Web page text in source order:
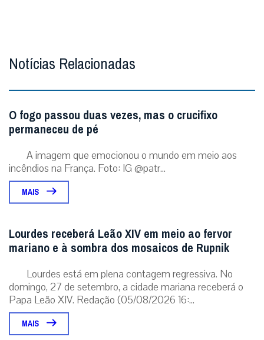
Notícias Relacionadas
O fogo passou duas vezes, mas o crucifixo
permaneceu de pé
A imagem que emocionou o mundo em meio aos
incêndios na França. Foto: IG @patr...
MAIS
Lourdes receberá Leão XIV em meio ao fervor
mariano e à sombra dos mosaicos de Rupnik
Lourdes está em plena contagem regressiva. No
domingo, 27 de setembro, a cidade mariana receberá o
Papa Leão XIV. Redação (05/08/2026 16:...
MAIS